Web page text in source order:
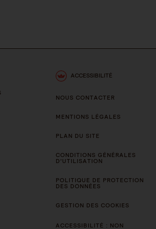
ACCESSIBILITÉ
NOUS CONTACTER
MENTIONS LÉGALES
PLAN DU SITE
CONDITIONS GÉNÉRALES
D’UTILISATION
POLITIQUE DE PROTECTION
DES DONNÉES
GESTION DES COOKIES
ACCESSIBILITÉ : NON